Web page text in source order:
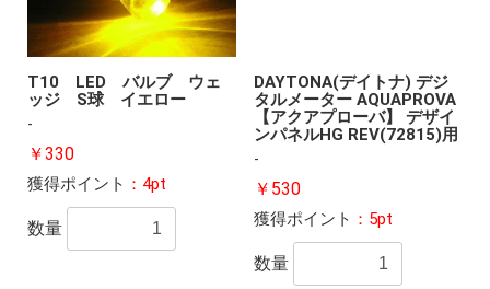
T10 LED バルブ ウェ
ッジ S球 イエロー
-
￥330
獲得ポイント ：4pt
数量
DAYTONA(デイトナ) デジ
タルメーター AQUAPROVA
【アクアプローバ】 デザイ
ンパネルHG REV(72815)用
-
￥530
獲得ポイント ：5pt
数量